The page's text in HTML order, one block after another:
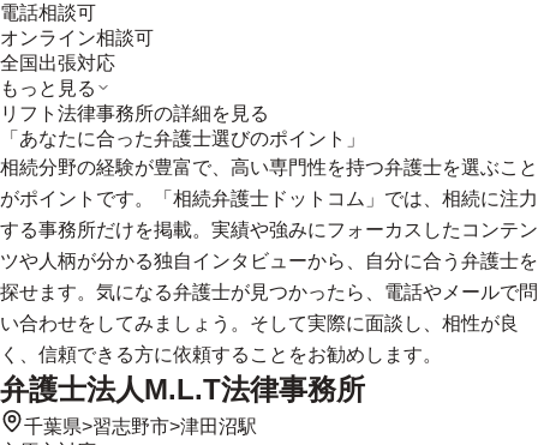
電話相談可
オンライン相談可
全国出張対応
もっと見る
リフト法律事務所の詳細を見る
「あなたに合った弁護士選びのポイント」
相続分野の経験が豊富で、高い専門性を持つ弁護士を選ぶこと
がポイントです。「相続弁護士ドットコム」では、相続に注力
する事務所だけを掲載。実績や強みにフォーカスしたコンテン
ツや人柄が分かる独自インタビューから、自分に合う弁護士を
探せます。気になる弁護士が見つかったら、電話やメールで問
い合わせをしてみましょう。そして実際に面談し、相性が良
く、信頼できる方に依頼することをお勧めします。
弁護士法人M.L.T法律事務所
千葉県>習志野市>津田沼駅